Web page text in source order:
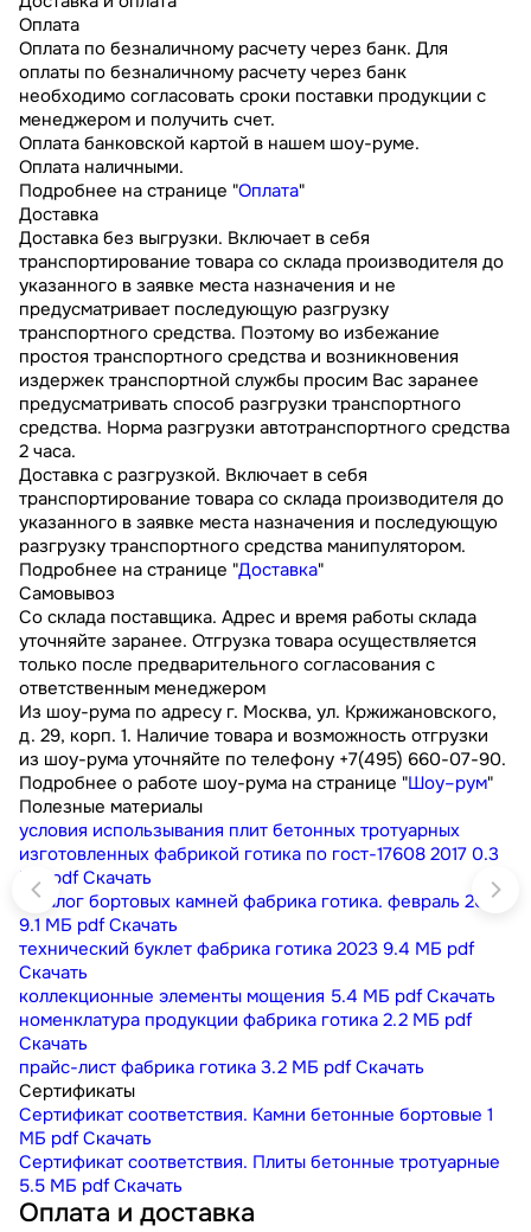
Оплата
Оплата по безналичному расчету через банк. Для
оплаты по безналичному расчету через банк
необходимо согласовать сроки поставки продукции с
менеджером и получить счет.
Оплата банковской картой в нашем шоу-руме.
Оплата наличными.
Подробнее на странице "Оплата"
Доставка
Доставка без выгрузки. Включает в себя
транспортирование товара со склада производителя до
указанного в заявке места назначения и не
предусматривает последующую разгрузку
транспортного средства. Поэтому во избежание
простоя транспортного средства и возникновения
издержек транспортной службы просим Вас заранее
предусматривать способ разгрузки транспортного
средства. Норма разгрузки автотранспортного средства
2 часа.
Доставка с разгрузкой. Включает в себя
транспортирование товара со склада производителя до
указанного в заявке места назначения и последующую
разгрузку транспортного средства манипулятором.
Подробнее на странице "Доставка"
Самовывоз
Со склада поставщика. Адрес и время работы склада
уточняйте заранее. Отгрузка товара осуществляется
только после предварительного согласования с
ответственным менеджером
Из шоу-рума по адресу г. Москва, ул. Кржижановского,
д. 29, корп. 1. Наличие товара и возможность отгрузки
из шоу-рума уточняйте по телефону +7(495) 660-07-90.
Подробнее о работе шоу-рума на странице "Шоу–рум"
Полезные материалы
условия использывания плит бетонных тротуарных
изготовленных фабрикой готика по гост-17608 2017 0.3
МБ pdf Скачать
каталог бортовых камней фабрика готика. февраль 2023
9.1 МБ pdf Скачать
технический буклет фабрика готика 2023 9.4 МБ pdf
Скачать
коллекционные элементы мощения 5.4 МБ pdf Скачать
номенклатура продукции фабрика готика 2.2 МБ pdf
Скачать
прайс-лист фабрика готика 3.2 МБ pdf Скачать
Сертификаты
Сертификат соответствия. Камни бетонные бортовые 1
МБ pdf Скачать
Сертификат соответствия. Плиты бетонные тротуарные
5.5 МБ pdf Скачать
Оплата и доставка